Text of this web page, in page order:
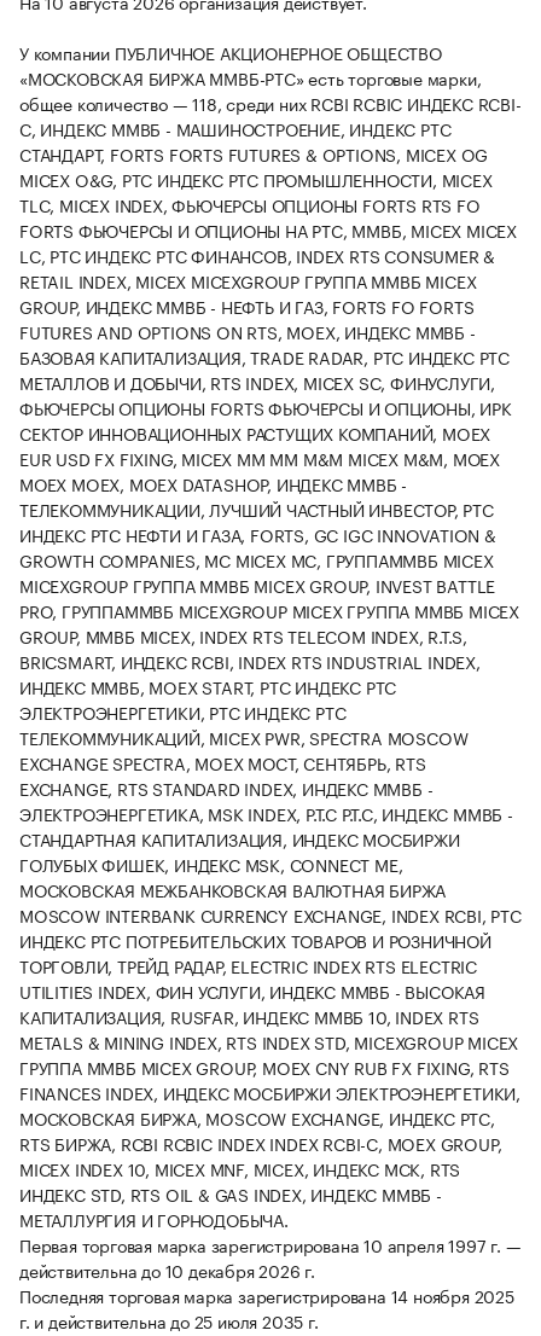
У компании ПУБЛИЧНОЕ АКЦИОНЕРНОЕ ОБЩЕСТВО
«МОСКОВСКАЯ БИРЖА ММВБ-РТС» есть торговые марки,
общее количество — 118, среди них RCBI RCBIC ИНДЕКС RCBI-
C, ИНДЕКС ММВБ - МАШИНОСТРОЕНИЕ, ИНДЕКС РТС
СТАНДАРТ, FORTS FORTS FUTURES & OPTIONS, MICEX OG
MICEX O&G, PTC ИНДЕКС РТС ПРОМЫШЛЕННОСТИ, MICEX
TLC, MICEX INDEX, ФЬЮЧЕРСЫ ОПЦИОНЫ FORTS RTS FO
FORTS ФЬЮЧЕРСЫ И ОПЦИОНЫ НА РТС, ММВБ, MICEX MICEX
LC, PTC ИНДЕКС РТС ФИНАНСОВ, INDEX RTS CONSUMER &
RETAIL INDEX, MICEX MICEXGROUP ГРУППА ММВБ MICEX
GROUP, ИНДЕКС ММВБ - НЕФТЬ И ГАЗ, FORTS FO FORTS
FUTURES AND OPTIONS ON RTS, MOEX, ИНДЕКС ММВБ -
БАЗОВАЯ КАПИТАЛИЗАЦИЯ, TRADE RADAR, PTC ИНДЕКС РТС
МЕТАЛЛОВ И ДОБЫЧИ, RTS INDEX, MICEX SC, ФИНУСЛУГИ,
ФЬЮЧЕРСЫ ОПЦИОНЫ FORTS ФЬЮЧЕРСЫ И ОПЦИОНЫ, ИРК
СЕКТОР ИННОВАЦИОННЫХ РАСТУЩИХ КОМПАНИЙ, MOEX
EUR USD FX FIXING, MICEX MM ММ М&М MICEX M&M, МОЕХ
МОЕХ MOEX, MOEX DATASHOP, ИНДЕКС ММВБ -
ТЕЛЕКОММУНИКАЦИИ, ЛУЧШИЙ ЧАСТНЫЙ ИНВЕСТОР, PTC
ИНДЕКС РТС НЕФТИ И ГАЗА, FORTS, GC IGC INNOVATION &
GROWTH COMPANIES, МС MICEX MC, ГРУППАММВБ MICEX
MICEXGROUP ГРУППА ММВБ MICEX GROUP, INVEST BATTLE
PRO, ГРУППАММВБ MICEXGROUP MICEX ГРУППА ММВБ MICEX
GROUP, ММВБ MICEX, INDEX RTS TELECOM INDEX, R.T.S,
BRICSMART, ИНДЕКС RCBI, INDEX RTS INDUSTRIAL INDEX,
ИНДЕКС ММВБ, MOEX START, PTC ИНДЕКС РТС
ЭЛЕКТРОЭНЕРГЕТИКИ, PTC ИНДЕКС РТС
ТЕЛЕКОММУНИКАЦИЙ, MICEX PWR, SPECTRA MOSCOW
EXCHANGE SPECTRA, MOEX МОСТ, СЕНТЯБРЬ, RTS
EXCHANGE, RTS STANDARD INDEX, ИНДЕКС ММВБ -
ЭЛЕКТРОЭНЕРГЕТИКА, MSK INDEX, Р.Т.С P.T.C, ИНДЕКС ММВБ -
СТАНДАРТНАЯ КАПИТАЛИЗАЦИЯ, ИНДЕКС МОСБИРЖИ
ГОЛУБЫХ ФИШЕК, ИНДЕКС MSK, CONNECT ME,
МОСКОВСКАЯ МЕЖБАНКОВСКАЯ ВАЛЮТНАЯ БИРЖА
MOSCOW INTERBANK CURRENCY EXCHANGE, INDEX RCBI, PTC
ИНДЕКС РТС ПОТРЕБИТЕЛЬСКИХ ТОВАРОВ И РОЗНИЧНОЙ
ТОРГОВЛИ, ТРЕЙД РАДАР, ELECTRIC INDEX RTS ELECTRIC
UTILITIES INDEX, ФИН УСЛУГИ, ИНДЕКС ММВБ - ВЫСОКАЯ
КАПИТАЛИЗАЦИЯ, RUSFAR, ИНДЕКС ММВБ 10, INDEX RTS
METALS & MINING INDEX, RTS INDEX STD, MICEXGROUP MICEX
ГРУППА ММВБ MICEX GROUP, MOEX CNY RUB FX FIXING, RTS
FINANCES INDEX, ИНДЕКС МОСБИРЖИ ЭЛЕКТРОЭНЕРГЕТИКИ,
МОСКОВСКАЯ БИРЖА, MOSCOW EXCHANGE, ИНДЕКС РТС,
RTS БИРЖА, RCBI RCBIC INDEX INDEX RCBI-C, MOEX GROUP,
MICEX INDEX 10, MICEX MNF, MICEX, ИНДЕКС МСК, RTS
ИНДЕКС STD, RTS OIL & GAS INDEX, ИНДЕКС ММВБ -
МЕТАЛЛУРГИЯ И ГОРНОДОБЫЧА.
Первая торговая марка зарегистрирована 10 апреля 1997 г. —
действительна до 10 декабря 2026 г.
Последняя торговая марка зарегистрирована 14 ноября 2025
г. и действительна до 25 июля 2035 г.